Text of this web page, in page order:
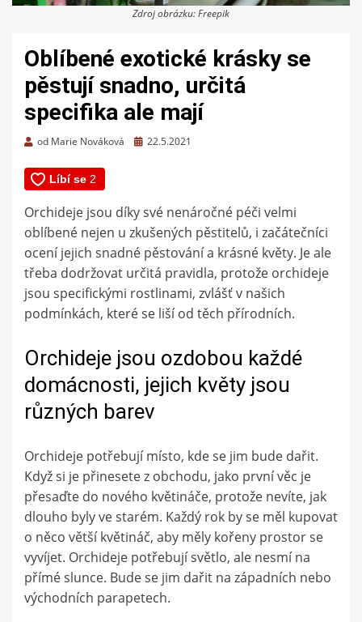
Zdroj obrázku: Freepik
Oblíbené exotické krásky se
pěstují snadno, určitá
specifika ale mají
od Marie Nováková
Zveřejněno
22.5.2021
Orchideje jsou díky své nenáročné péči velmi
oblíbené nejen u zkušených pěstitelů, i začátečníci
ocení jejich snadné pěstování a krásné květy. Je ale
třeba dodržovat určitá pravidla, protože orchideje
jsou specifickými rostlinami, zvlášť v našich
podmínkách, které se liší od těch přírodních.
Orchideje jsou ozdobou každé
domácnosti, jejich květy jsou
různých barev
Orchideje potřebují místo, kde se jim bude dařit.
Když si je přinesete z obchodu, jako první věc je
přesaďte do nového květináče, protože nevíte, jak
dlouho byly ve starém. Každý rok by se měl kupovat
o něco větší květináč, aby měly kořeny prostor se
vyvíjet. Orchideje potřebují světlo, ale nesmí na
přímé slunce. Bude se jim dařit na západních nebo
východních parapetech.